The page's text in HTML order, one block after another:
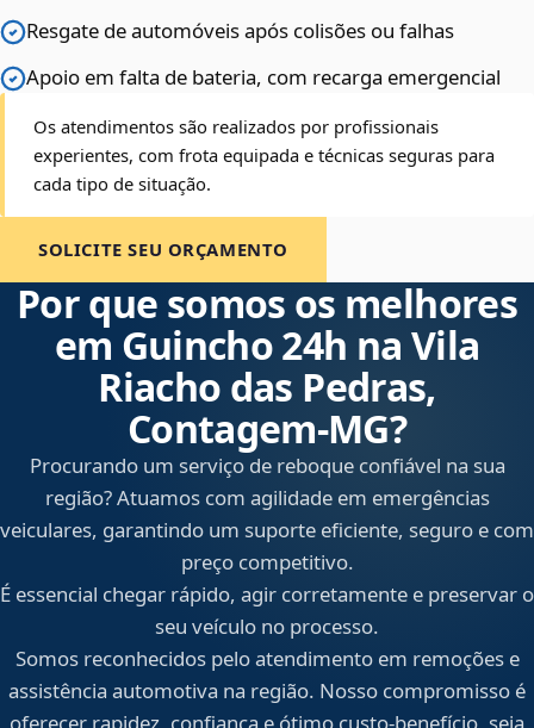
Resgate de automóveis após colisões ou falhas
Apoio em falta de bateria, com recarga emergencial
Os atendimentos são realizados por profissionais
experientes, com frota equipada e técnicas seguras para
cada tipo de situação.
SOLICITE SEU ORÇAMENTO
Por que somos os melhores
em Guincho 24h na Vila
Riacho das Pedras,
Contagem‑MG?
Procurando um serviço de reboque confiável na sua
região? Atuamos com agilidade em emergências
veiculares, garantindo um suporte eficiente, seguro e com
preço competitivo.
É essencial chegar rápido, agir corretamente e preservar o
seu veículo no processo.
Somos reconhecidos pelo atendimento em remoções e
assistência automotiva na região. Nosso compromisso é